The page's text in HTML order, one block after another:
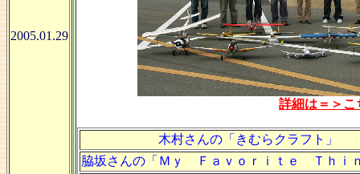
2005.01.29
詳細は＝＞こ
木村さんの「きむらクラフト」
脇坂さんの「Ｍｙ Ｆａｖｏｒｉｔｅ Ｔｈ